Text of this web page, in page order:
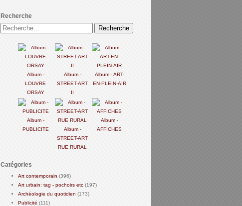
Recherche
Album -
LOUVRE
ORSAY
Album -
STREET-ART
II
Album - ART-
EN-PLEIN-AIR
Album -
PUBLICITE
Album -
STREET-ART
RUE RURAL
Album -
AFFICHES
Catégories
Art contemporain (396)
Art urbain: tag - pochoirs etc (197)
Archéologie du quotidien (173)
Publicité (111)